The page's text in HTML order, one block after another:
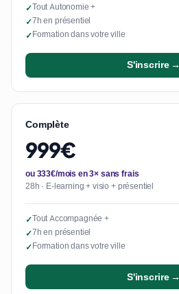
✓Tout Autonomie +
✓7h en présentiel
✓Formation dans votre ville
S'inscrire →
Complète
999€
ou 333€/mois en 3× sans frais
28h · E-learning + visio + présentiel
✓Tout Accompagnée +
✓7h en présentiel
✓Formation dans votre ville
S'inscrire →